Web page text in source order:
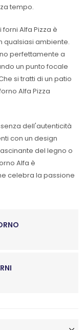
tempo.
Alfa Pizza è
qualsiasi ambiente.
perfettamente a
un punto focale
si tratti di un patio
Alfa Pizza
dell'autenticità
con un design
del legno o
Alfa è
celebra la passione